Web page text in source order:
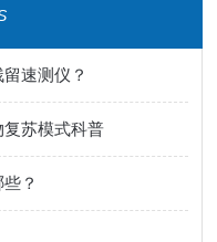
速测仪？
苏模式科普
？